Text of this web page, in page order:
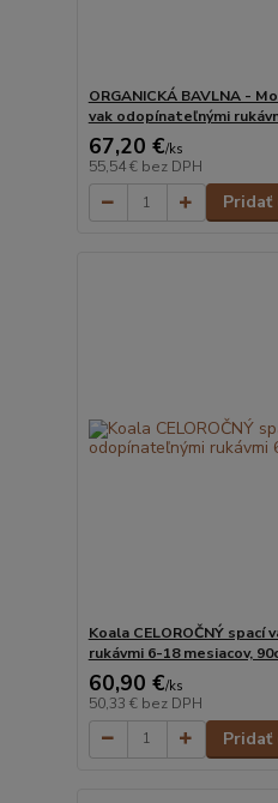
ORGANICKÁ BAVLNA -
vak odopínateľnými
67,20 €/ks
55,54 € bez DPH
Pridať
Koala CELOROČNÝ
rukávmi 6-18 mesiacov,
60,90 €/ks
50,33 € bez DPH
Pridať